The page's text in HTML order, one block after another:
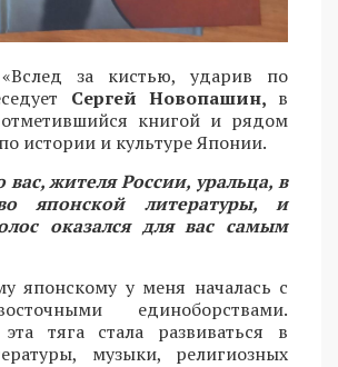
за кистью, ударив по
Сергей Новопашин, в
книгой и рядом
истории и культуре Японии.
вас, жителя России, уральца, в
японской литературы, и
оказался для вас самым
японскому у меня началась с
единоборствами.
тяга стала развиваться в
музыки, религиозных